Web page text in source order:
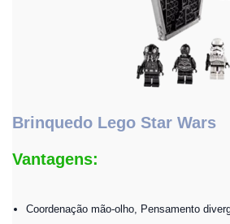
Brinquedo Lego Star Wars
Vantagens:
Coordenação mão-olho, Pensamento